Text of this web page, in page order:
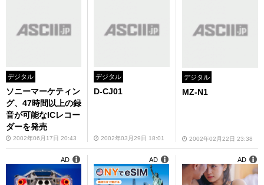
デジタル
ソニーマーケティン
グ、47時間以上の録
音が可能なICレコー
ダーを発売
2002年06月17日 20:43
デジタル
D-CJ01
2002年03月29日 18:01
デジタル
MZ-N1
2002年02月22日 23:38
AD AD AD